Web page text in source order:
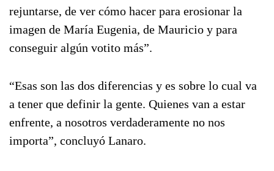
rejuntarse, de ver cómo hacer para erosionar la
imagen de María Eugenia, de Mauricio y para
conseguir algún votito más”.
“Esas son las dos diferencias y es sobre lo cual va
a tener que definir la gente. Quienes van a estar
enfrente, a nosotros verdaderamente no nos
importa”, concluyó Lanaro.